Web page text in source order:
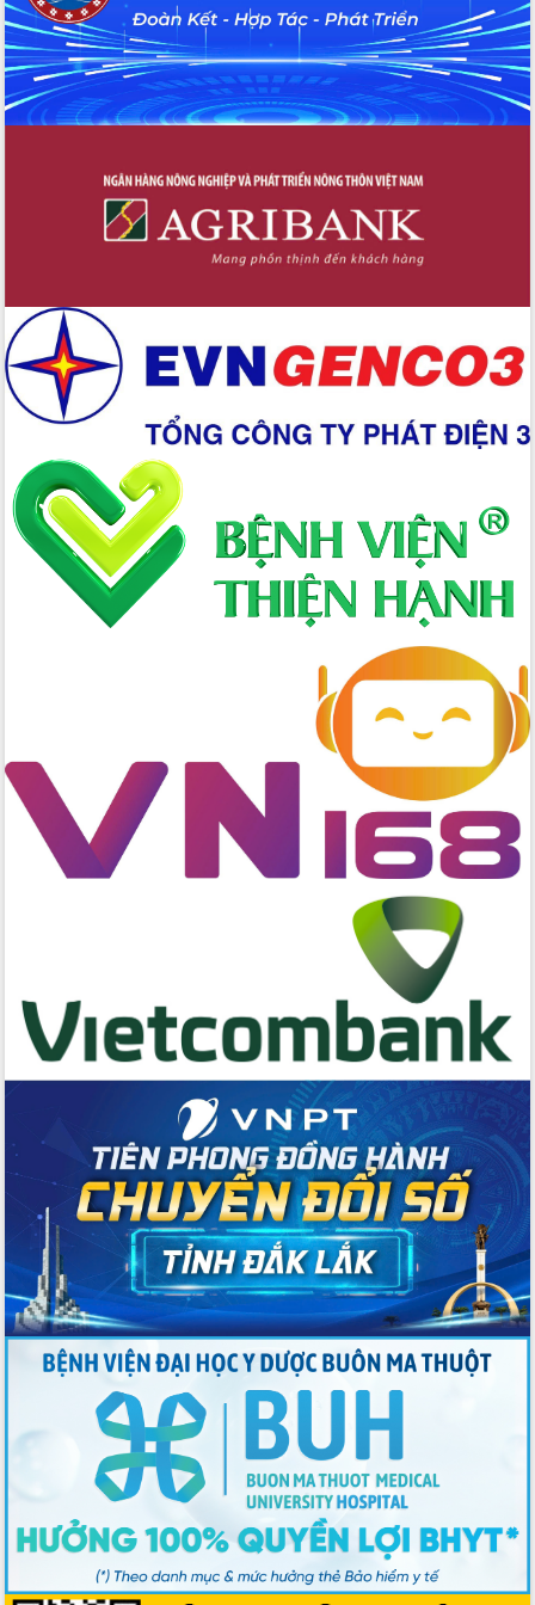
Xây dựng nền hành chính số đồng
hành cùng nông dân dân, doanh nghiệp
Giai đoạn 2026-2030, Đắk Lắk phấn
đấu có 77% xã đạt chuẩn nông thôn
mới
nghiệp Đắk Lắk tăng trưởng bứt phá
Triển khai đồng bộ đo đạc, lập hồ sơ
địa chính, hoàn thiện cơ sở dữ liệu đất
trong hành trình chuyển đổi số tại Đắk
Đắk Lắk nâng cao hiệu quả công tác
Đảng từ Sổ tay đảng viên điện tử
Đắk Lắk đẩy mạnh nuôi biển công
nghệ, hướng tới phát triển thủy sản
bền vững
Tập huấn nâng cao năng lực triển khai
chuyển đổi số cho cán bộ, công chức
cấp xã
Đắk Lắk phát động hưởng ứng Ngày
Quyền của người tiêu dùng Việt Nam
Lương Văn Chánh năm 2026
Phó Bí thư Tỉnh ủy Đắk Lắk Đỗ Hữu
Huy giữ chức Bí thư Đảng ủy Ủy Ban
Nhân dân tỉnh
Bệnh án điện tử thúc đẩy chuyển đổi
chức diễn tập trước ngày bầu cử
Chương trình “Gặp gỡ hữu nghị –
Friendship Meeting New Year 2026”
Bầu cử Quốc hội và HĐND: Cử tri Đắk
Lắk gửi gắm niềm tin, kỳ vọng vào lá
Đắk Lắk sẵn sàng các điều kiện cho
Ngày hội bầu cử đại biểu Quốc hội
khóa XVI và HĐND các cấp nhiệm kỳ
2026-2031
Đảm bảo cuộc bầu cử đại biểu Quốc
hội và đại biểu HĐND các cấp diễn ra
an toàn, hiệu quả, đúng quy định
Thủ tướng Chính phủ Phạm Minh Chính
kiểm tra, chỉ đạo hoàn thành các dự
án cao tốc và thăm khu tái định cư tại
Sôi nổi Hội đua ngựa truyền thống Gò
Thì Thùng mừng Xuân Bính Ngọ 2026
Lãnh đạo tỉnh dâng hương tưởng niệm
tại Đập Đồng Cam đầu Xuân Bính Ngọ
Ngành nông nghiệp phấn đấu tăng
trưởng đạt 5,86% trong năm 2026
UBND tỉnh Đắk Lắk triển khai công tác